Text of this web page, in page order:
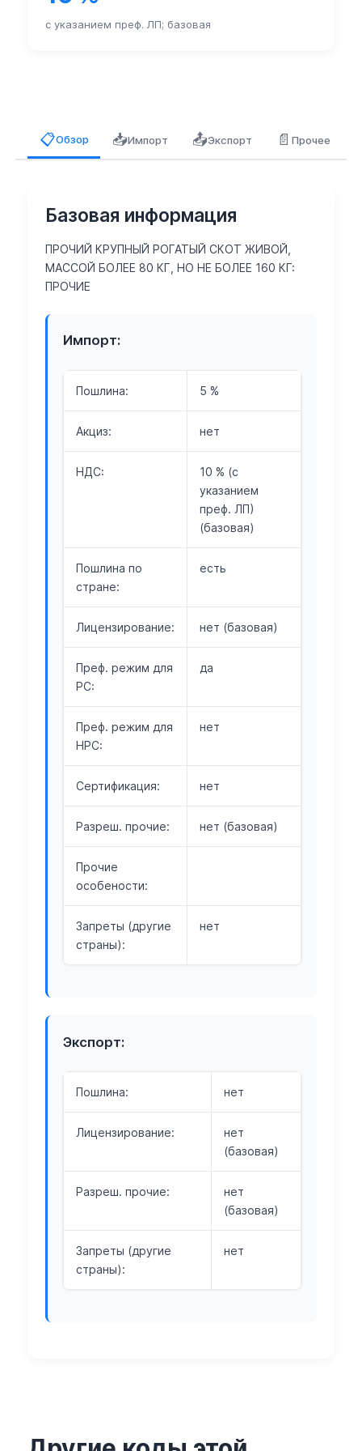
с указанием преф. ЛП; базовая
📋Обзор 📥Импорт 📤Экспорт 📄Прочее
Базовая информация
ПРОЧИЙ КРУПНЫЙ РОГАТЫЙ СКОТ ЖИВОЙ,
МАССОЙ БОЛЕЕ 80 КГ, НО НЕ БОЛЕЕ 160 КГ:
ПРОЧИЕ
Импорт:
Пошлина: 5 %
Акциз: нет
НДС:
10 % (с
указанием
преф. ЛП)
(базовая)
Пошлина по
стране:
есть
Лицензирование: нет (базовая)
Преф. режим для
РС:
да
Преф. режим для
НРС:
нет
Сертификация: нет
Разреш. прочие: нет (базовая)
Прочие
особености:
Запреты (другие
страны):
нет
Экспорт:
Пошлина: нет
Лицензирование:
нет
(базовая)
Разреш. прочие:
нет
(базовая)
Запреты (другие
страны):
нет